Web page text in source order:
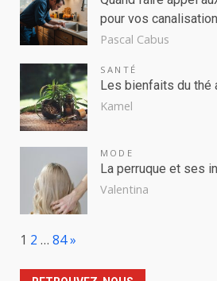
pour vos
Pascal Cabus
SANTÉ
Les bienfaits du thé
Kamel
MODE
La perruque et ses
Valentina
Page:
1 2 … 84Next
»